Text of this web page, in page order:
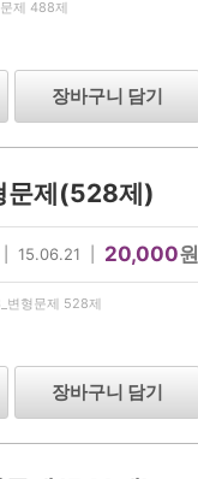
제 488제
장바구니 담기
문제(528제)
| 15.06.21 | 20,000원
변형문제 528제
장바구니 담기